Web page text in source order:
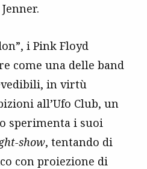
i Pink Floyd
come una delle band
in virtù
all’Ufo Club, un
sperimenta i suoi
show, tentando di
con proiezione di